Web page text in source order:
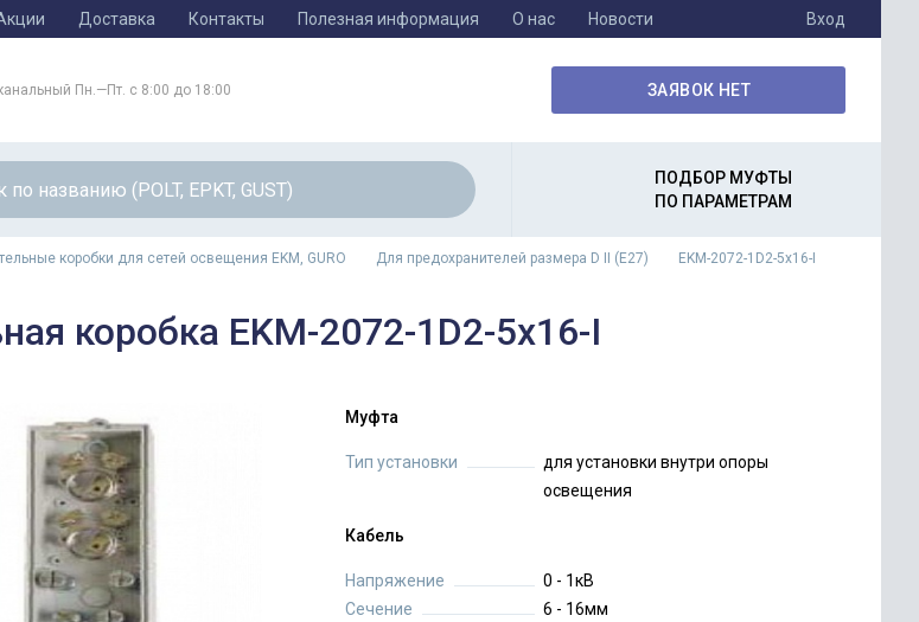
Доставка Контакты Полезная информация О нас Новости Вход
Пн.—Пт. с 8:00 до 18:00 ЗАЯВОК НЕТ
ПОДБОР МУФТЫ
ПО ПАРАМЕТРАМ
коробки для сетей освещения EKM, GURO Для предохранителей размера D II (E27) EKM-2072-1D2-5x16-I
коробка EKM-2072-1D2-5x16-I
Муфта
Тип установки
для установки внутри опоры
освещения
Кабель
Напряжение
0 - 1кВ
Сечение
6 - 16мм